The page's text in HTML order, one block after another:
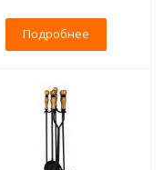
Подробнее